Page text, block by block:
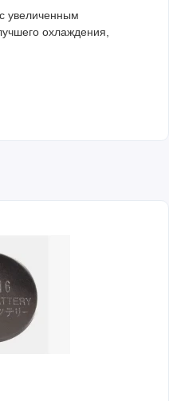
увеличенным
охлаждения,